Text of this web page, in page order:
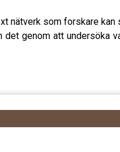
nätverk som forskare kan
genom att undersöka